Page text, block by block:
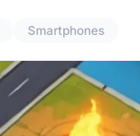
Smartphones